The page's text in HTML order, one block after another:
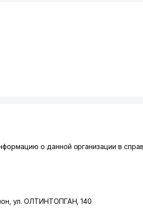
о данной организации в
,ул. ОЛТИНТОПГАН , 140